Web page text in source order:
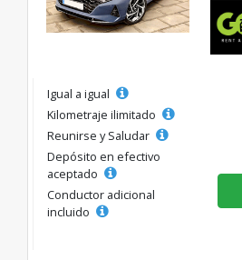
Igual a igual
Kilometraje ilimitado
Reunirse y Saludar
Depósito en efectivo
aceptado
Conductor adicional
incluido